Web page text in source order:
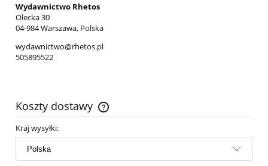
Wydawnictwo Rhetos
Olecka 30
04-984 Warszawa, Polska
wydawnictwo@rhetos.pl
505895522
Koszty dostawy
Cena nie zawiera ewentualnych kosztów płatności
Kraj wysyłki: